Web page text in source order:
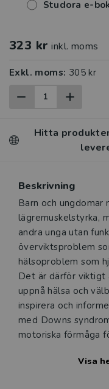
Studora e-
323 kr inkl. moms
Exkl. moms: 305 kr
Hitta
Beskrivning
Beskrivning
Barn och ungdomar
lägremuskelstyrka,
andra unga utan
överviktsproblem
hälsoproblem som
Det är därför
uppnå hälsa och
inspirera och
med Downs
motoriska förmåga
Boken riktar sig till
Visa